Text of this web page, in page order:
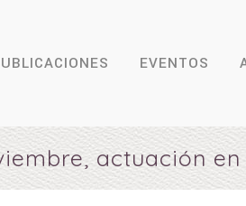
EVENTOS
actuación